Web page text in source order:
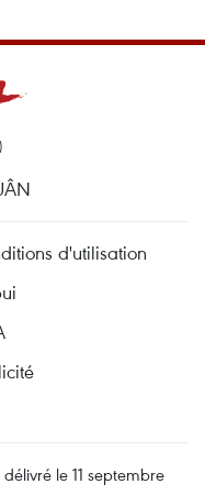
d'utilisation
le 11 septembre